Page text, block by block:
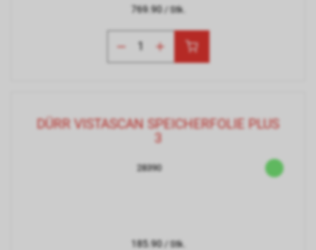
769.90/ Stk.
DÜRR VISTASCAN SPEICHERFOLIE PLUS
3
28390
185.90/ Stk.